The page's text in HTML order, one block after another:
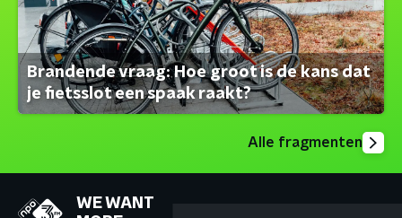
Brandende vraag: Hoe groot is de kans dat
je fietsslot een spaak raakt?
Alle fragmenten
WE WANT